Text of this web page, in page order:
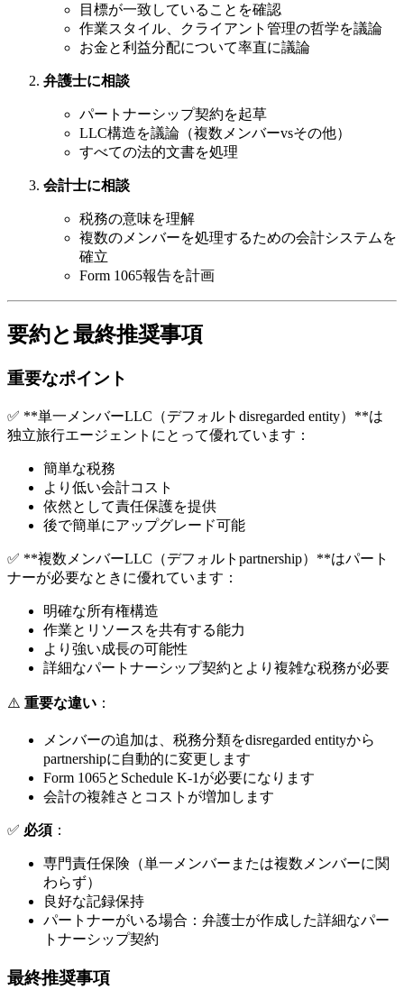
目標が一致していることを確認
作業スタイル、クライアント管理の哲学を議論
お金と利益分配について率直に議論
弁護士に相談
パートナーシップ契約を起草
LLC構造を議論（複数メンバーvsその他）
すべての法的文書を処理
会計士に相談
税務の意味を理解
複数のメンバーを処理するための会計システムを
確立
Form 1065報告を計画
要約と最終推奨事項
重要なポイント
✅ **単一メンバーLLC（デフォルトdisregarded entity）**は
独立旅行エージェントにとって優れています：
簡単な税務
より低い会計コスト
依然として責任保護を提供
後で簡単にアップグレード可能
✅ **複数メンバーLLC（デフォルトpartnership）**はパート
ナーが必要なときに優れています：
明確な所有権構造
作業とリソースを共有する能力
より強い成長の可能性
詳細なパートナーシップ契約とより複雑な税務が必要
⚠️ 重要な違い ：
メンバーの追加は、税務分類をdisregarded entityから
partnershipに自動的に変更します
Form 1065とSchedule K-1が必要になります
会計の複雑さとコストが増加します
✅ 必須 ：
専門責任保険（単一メンバーまたは複数メンバーに関
わらず）
良好な記録保持
パートナーがいる場合：弁護士が作成した詳細なパー
トナーシップ契約
最終推奨事項